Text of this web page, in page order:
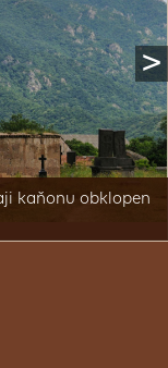
kaňonu obklopen
>